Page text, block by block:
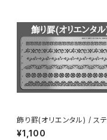
飾り罫(オリエンタル) / ス
ス製ステンシル(z07)
¥1,100